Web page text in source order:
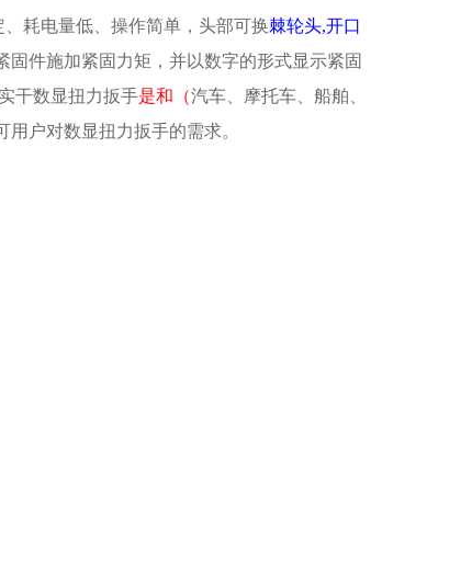
耗电量低、操作简单，头部可换棘轮头,开口
固件施加紧固力矩，并以数字的形式显示紧固
干数显扭力扳手是和（汽车、摩托车、船舶、
用户对数显扭力扳手的需求。